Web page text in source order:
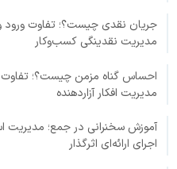
جریان نقدی چیست؟؛ تفاوت
مدیریت نقدینگی کسب‌وکار
احساس گناه مزمن چیست؟؛ تفاوت
مدیریت افکار آزاردهنده
آموزش سخنرانی در جمع؛
اجرای ارائه‌ای اثرگذار